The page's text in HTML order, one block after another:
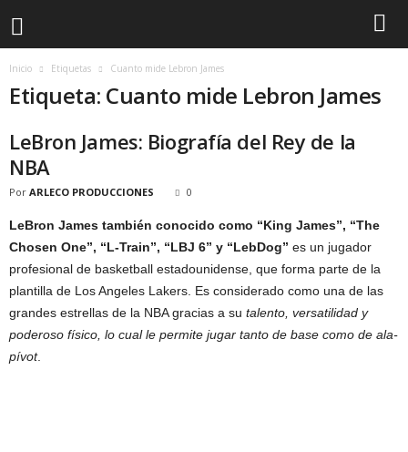
Inicio Etiquetas Cuanto mide Lebron James
Etiqueta: Cuanto mide Lebron James
LeBron James: Biografía del Rey de la
NBA
Por ARLECO PRODUCCIONES 0
LeBron James también conocido como “King James”, “The
Chosen One”, “L-Train”, “LBJ 6” y “LebDog” es un jugador
profesional de basketball estadounidense, que forma parte de la
plantilla de Los Angeles Lakers. Es considerado como una de las
grandes estrellas de la NBA gracias a su talento, versatilidad y
poderoso físico, lo cual le permite jugar tanto de base como de ala-
pívot.